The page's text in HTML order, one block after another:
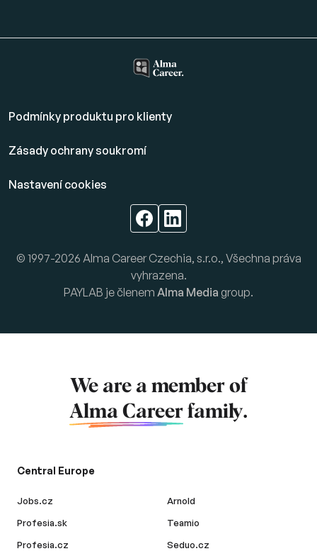
Podmínky produktu pro klienty
Zásady ochrany soukromí
Nastavení cookies
© 1997-2026 Alma Career Czechia, s.r.o., Všechna práva
vyhrazena.
PAYLAB je členem Alma Media group.
We are a member of
Alma Career family.
Central Europe
Jobs.cz
Profesia.sk
Profesia.cz
Arnold
Teamio
Seduo.cz